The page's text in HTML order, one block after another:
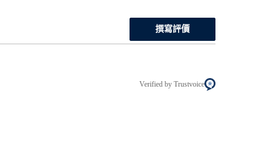
撰寫評價
Verified by Trustvoice